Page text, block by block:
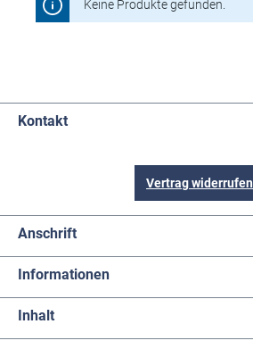
Keine Produkte gefunden.
Kontakt
Vertrag widerrufen
Anschrift
Informationen
Inhalt